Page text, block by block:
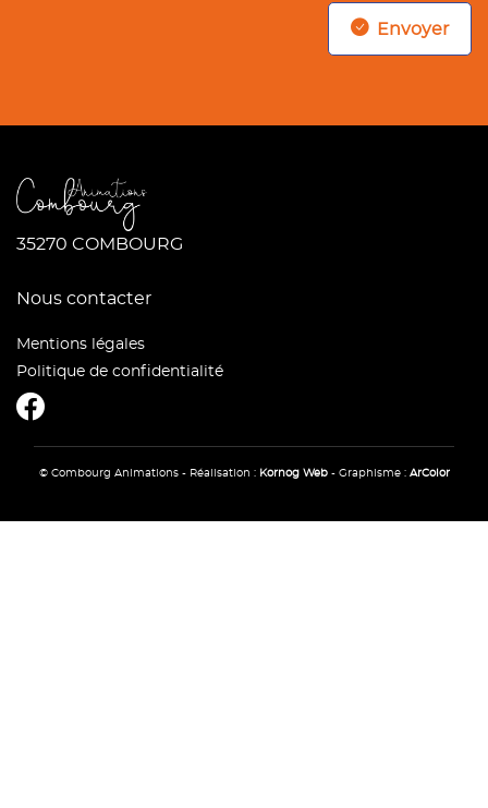
Envoyer
35270 COMBOURG
Nous contacter
Mentions légales
Politique de confidentialité
© Combourg Animations - Réalisation : Kornog Web- Graphisme : ArColor